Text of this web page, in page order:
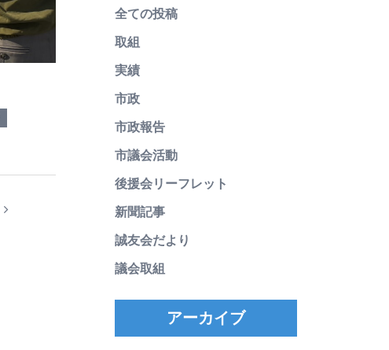
全ての投稿
取組
実績
市政
市政報告
市議会活動
後援会リーフレット
新聞記事
誠友会だより
議会取組
アーカイブ